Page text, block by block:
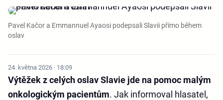
Pavel Kačor a Emmannuel Ayaosi podepsali Slavii přímo během
oslav
24. května 2026 · 18:09
Výtěžek z celých oslav Slavie jde na pomoc malým
onkologickým pacientům. Jak informoval hlasatel,